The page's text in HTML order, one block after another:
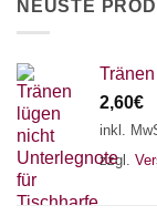
NEUSTE
2,60€
inkl.
zzgl.